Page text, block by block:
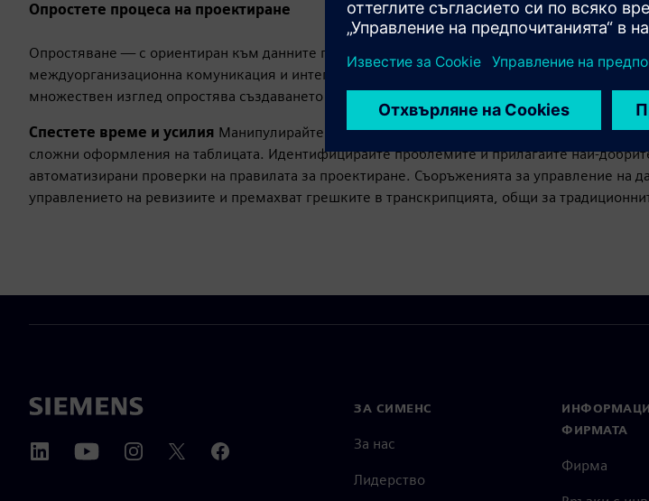
Опростете процеса на проектиране
Опростяване — с ориентиран към данните гръбнак — управление на проекти и процеси,
междуорганизационна комуникация и интеграция с процеси нагоре и надолу по веригата.
множествен изглед опростява създаването на чертежи и динамично актуализира всички
Спестете време и усилия Манипулирайте пакетите, за да намалите времето,
сложни оформления на таблицата. Идентифицирайте проблемите и прилагайте най-
автоматизирани проверки на правилата за проектиране. Съоръженията за управление на
управлението на ревизиите и премахват грешките в транскрипцията, общи за
ЗА СИМЕНС
За нас
Лидерство
ФИРМАТА
Фирма